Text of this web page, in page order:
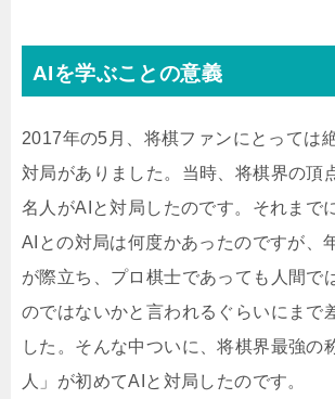
AIを学ぶことの意義
2017年の5月、将棋ファンにとっては
対局がありました。当時、将棋界の頂
名人がAIと対局したのです。それまで
AIとの対局は何度かあったのですが、
が際立ち、プロ棋士であっても人間で
のではないかと言われるぐらいにまで
した。そんな中ついに、将棋界最強の
人」が初めてAIと対局したのです。